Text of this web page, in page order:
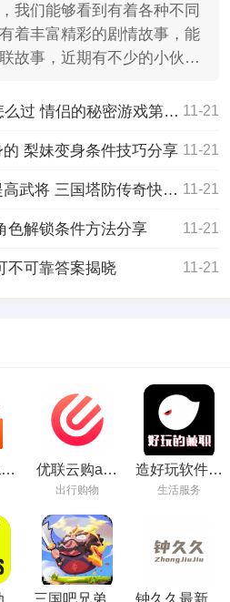
我们能够看到有着各种不同
着丰富精彩的剧情故事，能
故事，近期有不少的小伙伴
情侣的秘密游戏第31关怎么过 情侣的秘密游戏第31关的通关攻略 11-21
梨妹变身条件技巧分享 11-21
三国塔防传奇如何快速提高武将 三国塔防传奇快速提高武将方方法 11-21
色解锁条件方法分享 11-21
不可靠答案揭晓 11-21
优联云购app
官方下载
出行购物
造好玩软件下
载
生活服务
三国吧兄弟手 钟久久最新版